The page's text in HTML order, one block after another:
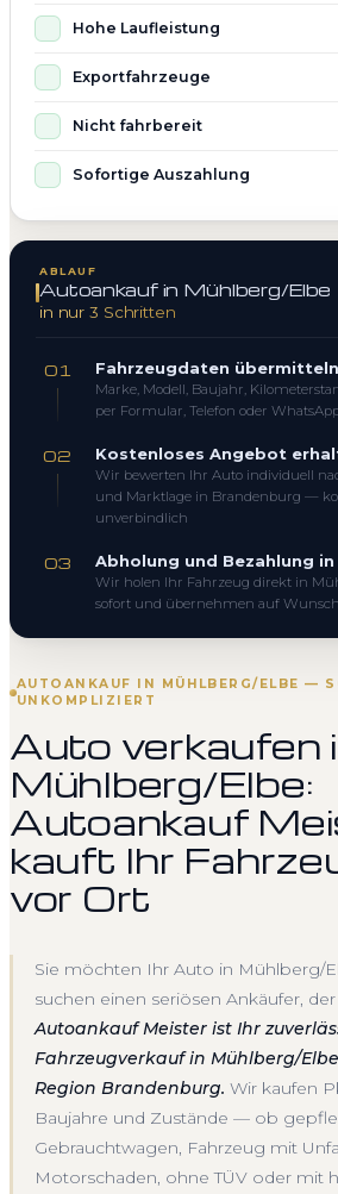
AUTOANKAUF IN MÜHLBERG/ELBE —
UNKOMPLIZIERT
Auto verkaufen
Mühlberg/Elbe:
Autoankauf
kauft Ihr
vor Ort
Sie möchten Ihr Auto in Mühlberg/
suchen einen seriösen Ankäufer,
Autoankauf Meister ist Ihr
Fahrzeugverkauf in Mühlberg/
Region Brandenburg. Wir kaufen
Baujahre und Zustände — ob
Gebrauchtwagen, Fahrzeug mit
Motorschaden, ohne TÜV oder mit
Hohe Laufleistung
Exportfahrzeuge
Nicht fahrbereit
Sofortige Auszahlung
ABLAUF
Autoankauf in Mühlberg/Elbe
in nur 3 Schritten
01 Fahrzeugdaten übermitteln
Marke, Modell, Baujahr,
per Formular, Telefon oder
02 Kostenloses Angebot
Wir bewerten Ihr Auto individuell
und Marktlage in Brandenburg —
unverbindlich
03 Abholung und Bezahlung
Wir holen Ihr Fahrzeug direkt in
sofort und übernehmen auf